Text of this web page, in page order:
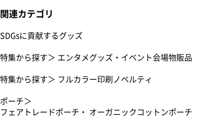
関連カテゴリ
SDGsに貢献するグッズ
特集から探す＞ エンタメグッズ・イベント会場物販品
特集から探す＞ フルカラー印刷ノベルティ
ポーチ＞
フェアトレードポーチ・ オーガニックコットンポーチ